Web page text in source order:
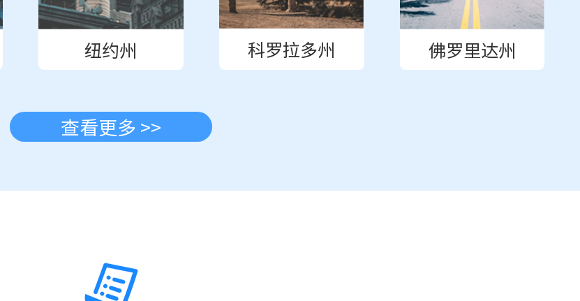
纽约州 科罗拉多州 佛罗里达州
查看更多 >>